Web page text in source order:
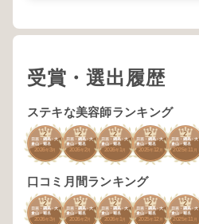
受賞・選出履歴
ステキな美容師ランキング
2
日吉・綱島・大
倉山・菊名
2026年 3月
2
日吉・綱島・大
倉山・菊名
2026年 2月
2
日吉・綱島・大
倉山・菊名
2026年 1
2
日吉・綱島・大
倉山・菊名
2025年 12月
2
日吉・綱島・大
倉山・菊名
2025年 11
口コミ月間ランキング
2
日吉・綱島・大
倉山・菊名
2026年 3月
2
日吉・綱島・大
倉山・菊名
2026年 2月
2
日吉・綱島・大
倉山・菊名
2026年 1
2
日吉・綱島・大
倉山・菊名
2025年 12月
2
日吉・綱島・大
倉山・菊名
2025年 11